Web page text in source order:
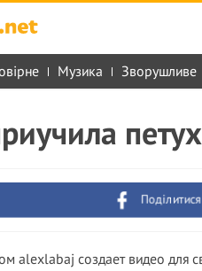
Музика Зворушливе
alexlabaj создает видео для